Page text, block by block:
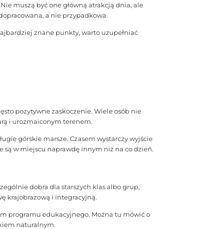
muszą być one główną atrakcją dnia, ale
a nie przypadkowa.
znane punkty, warto uzupełniać
pozytywne zaskoczenie. Wiele osób nie
i urozmaiconym terenem.
górskie marsze. Czasem wystarczy wyjście
są w miejscu naprawdę innym niż na co dzień.
dobra dla starszych klas albo grup,
krajobrazową i integracyjną.
programu edukacyjnego. Można tu mówić o
naturalnym.